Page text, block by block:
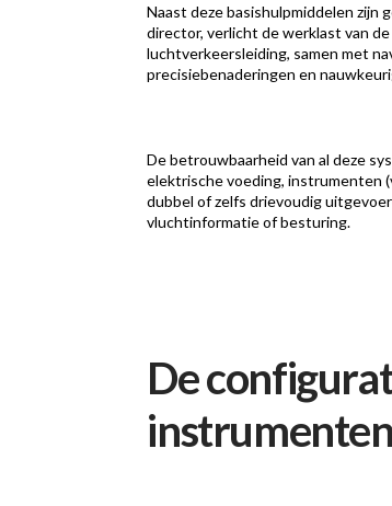
Naast deze basishulpmiddelen zijn
director, verlicht de werklast van
luchtverkeersleiding, samen met
precisiebenaderingen en
De betrouwbaarheid van al deze
elektrische voeding, instrumenten
dubbel of zelfs drievoudig
vluchtinformatie of besturing.
De